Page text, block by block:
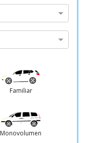
Familiar
Monovolumen